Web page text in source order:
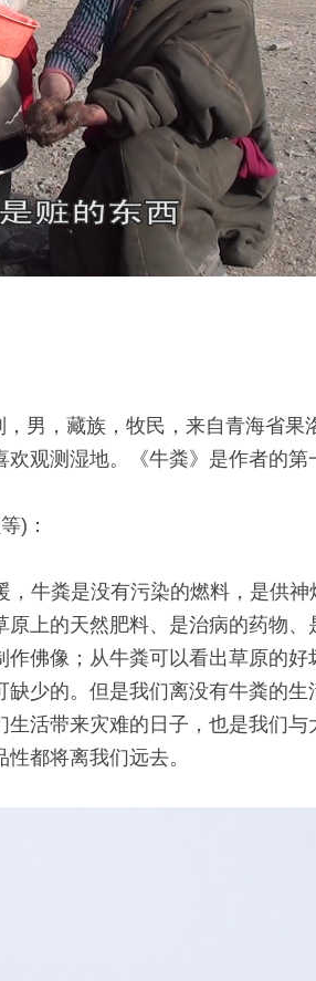
男，藏族，牧民，来自青海省果
观测湿地。《牛粪》是作者的第
)：
牛粪是没有污染的燃料，是供神
上的天然肥料、是治病的药物、
佛像；从牛粪可以看出草原的好
少的。但是我们离没有牛粪的生
活带来灾难的日子，也是我们与
都将离我们远去。